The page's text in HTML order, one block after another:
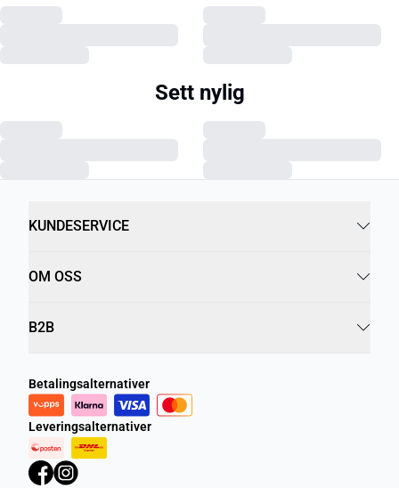
Sett nylig
KUNDESERVICE
OM OSS
B2B
Betalingsalternativer
Leveringsalternativer